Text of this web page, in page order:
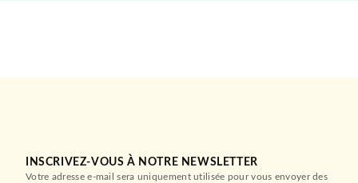
INSCRIVEZ-VOUS À NOTRE NEWSLETTER
Votre adresse e-mail sera uniquement utilisée pour vous envoyer des